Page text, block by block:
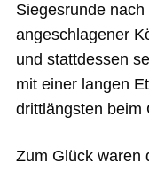
Siegesrunde
angeschlagener
und stattdessen
mit einer langen
drittlängsten beim
Zum Glück waren